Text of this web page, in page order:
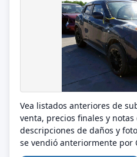
Vea listados anteriores de
venta, precios finales y
descripciones de daños y
se vendió anteriormente por